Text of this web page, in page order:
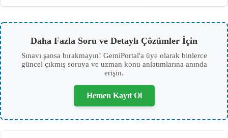
Daha Fazla Soru ve Detaylı Çözümler İçin
Sınavı şansa bırakmayın! GemiPortal'a üye olarak binlerce
güncel çıkmış soruya ve uzman konu anlatımlarına anında
erişin.
Hemen Kayıt Ol